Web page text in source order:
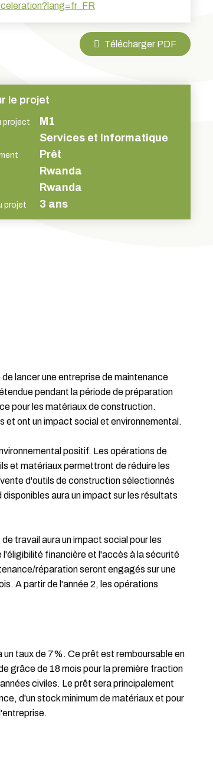
Télécharger PDF
le projet
project M1
Services et Informatique
Prêt
Rwanda
Rwanda
projet 3 ans
lancer une entreprise de maintenance
pendant la période de préparation
pour les matériaux de construction.
et ont un impact social et environnemental.
positif. Les opérations de
et matériaux permettront de réduire les
d'outils de construction sélectionnés
aura un impact sur les résultats
travail aura un impact social pour les
financière et l'accès à la sécurité
réparation seront engagés sur une
A partir de l'année 2, les opérations
taux de 7%. Ce prêt est remboursable en
grâce de 18 mois pour la première fraction
civiles. Le prêt sera principalement
d'un stock minimum de matériaux et pour